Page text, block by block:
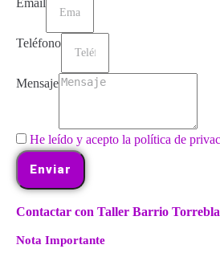
Email
Teléfono
Mensaje
He leído y acepto la política de
Enviar
Contactar con Taller Barrio
Nota Importante